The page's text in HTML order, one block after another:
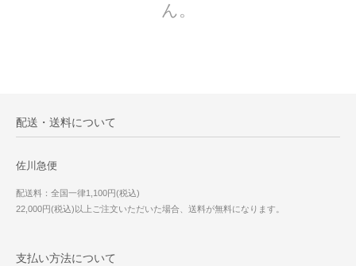
ん。
配送・送料について
佐川急便
配送料：全国一律1,100円(税込)
22,000円(税込)以上ご注文いただいた場合、送料が無料になります。
支払い方法について